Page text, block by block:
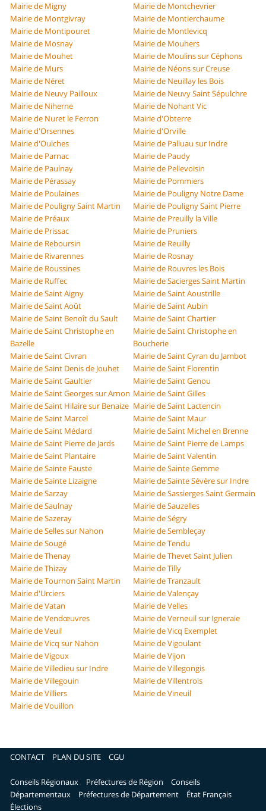
Mairie de Migny
Mairie de Montchevrier
Mairie de Montgivray
Mairie de Montierchaume
Mairie de Montipouret
Mairie de Montlevicq
Mairie de Mosnay
Mairie de Mouhers
Mairie de Mouhet
Mairie de Moulins sur Céphons
Mairie de Murs
Mairie de Néons sur Creuse
Mairie de Néret
Mairie de Neuillay les Bois
Mairie de Neuvy Pailloux
Mairie de Neuvy Saint Sépulchre
Mairie de Niherne
Mairie de Nohant Vic
Mairie de Nuret le Ferron
Mairie d'Obterre
Mairie d'Orsennes
Mairie d'Orville
Mairie d'Oulches
Mairie de Palluau sur Indre
Mairie de Parnac
Mairie de Paudy
Mairie de Paulnay
Mairie de Pellevoisin
Mairie de Pérassay
Mairie de Pommiers
Mairie de Poulaines
Mairie de Pouligny Notre Dame
Mairie de Pouligny Saint Martin
Mairie de Pouligny Saint Pierre
Mairie de Préaux
Mairie de Preuilly la Ville
Mairie de Prissac
Mairie de Pruniers
Mairie de Reboursin
Mairie de Reuilly
Mairie de Rivarennes
Mairie de Rosnay
Mairie de Roussines
Mairie de Rouvres les Bois
Mairie de Ruffec
Mairie de Sacierges Saint Martin
Mairie de Saint Aigny
Mairie de Saint Aoustrille
Mairie de Saint Août
Mairie de Saint Aubin
Mairie de Saint Benoît du Sault
Mairie de Saint Chartier
Mairie de Saint Christophe en
Bazelle
Mairie de Saint Christophe en
Boucherie
Mairie de Saint Civran
Mairie de Saint Cyran du Jambot
Mairie de Saint Denis de Jouhet
Mairie de Saint Florentin
Mairie de Saint Gaultier
Mairie de Saint Genou
Mairie de Saint Georges sur Arnon Mairie de Saint Gilles
Mairie de Saint Hilaire sur Benaize Mairie de Saint Lactencin
Mairie de Saint Marcel
Mairie de Saint Maur
Mairie de Saint Médard
Mairie de Saint Michel en Brenne
Mairie de Saint Pierre de Jards
Mairie de Saint Pierre de Lamps
Mairie de Saint Plantaire
Mairie de Saint Valentin
Mairie de Sainte Fauste
Mairie de Sainte Gemme
Mairie de Sainte Lizaigne
Mairie de Sainte Sévère sur Indre
Mairie de Sarzay
Mairie de Sassierges Saint Germain
Mairie de Saulnay
Mairie de Sauzelles
Mairie de Sazeray
Mairie de Ségry
Mairie de Selles sur Nahon
Mairie de Sembleçay
Mairie de Sougé
Mairie de Tendu
Mairie de Thenay
Mairie de Thevet Saint Julien
Mairie de Thizay
Mairie de Tilly
Mairie de Tournon Saint Martin
Mairie de Tranzault
Mairie d'Urciers
Mairie de Valençay
Mairie de Vatan
Mairie de Velles
Mairie de Vendœuvres
Mairie de Verneuil sur Igneraie
Mairie de Veuil
Mairie de Vicq Exemplet
Mairie de Vicq sur Nahon
Mairie de Vigoulant
Mairie de Vigoux
Mairie de Vijon
Mairie de Villedieu sur Indre
Mairie de Villegongis
Mairie de Villegouin
Mairie de Villentrois
Mairie de Villiers
Mairie de Vineuil
Mairie de Vouillon
CONTACT PLAN DU SITE CGU
Conseils Régionaux Préfectures de Région
Conseils
Départementaux
Préfectures de Département
État Français
Élections